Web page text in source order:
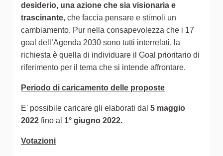
desiderio, una azione che sia visionaria e
trascinante, che faccia pensare e stimoli un
cambiamento. Pur nella consapevolezza che i 17
goal dell’Agenda 2030 sono tutti interrelati, la
richiesta è quella di individuare il Goal prioritario di
riferimento per il tema che si intende affrontare.
Periodo di caricamento delle proposte
E' possibile caricare gli elaborati dal 5 maggio
2022 fino al 1° giugno 2022.
Votazioni